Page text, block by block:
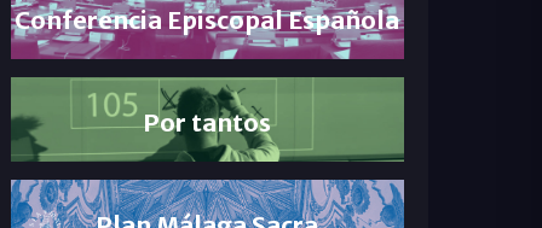
Conferencia Episcopal Española
Por tantos